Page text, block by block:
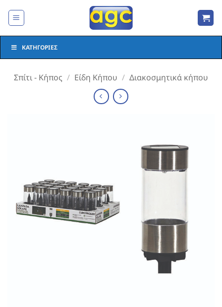
στο
ΚΑΤΗΓΟΡΊΕΣ
Σπίτι - Κήπος / Είδη Κήπου / Διακοσμητικά κήπου